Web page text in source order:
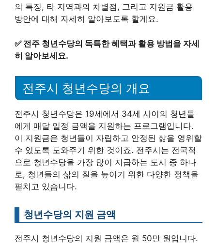
의 특징, 타 지역과의 차별점, 그리고 지원금 활용
방안에 대해 자세히 알아보도록 할게요.
✅ 전주 청년수당의 독특한 혜택과 활용 방법을 자세
히 알아보세요.
전주시 청년수당의 개요
전주시 청년수당은 19세에서 34세 사이의 청년들
에게 매달 일정 금액을 지원하는 프로그램입니다.
이 지원금은 청년들이 자립하고 안정된 삶을 영위할
수 있도록 도와주기 위한 것이죠. 전주시는 전국적
으로 청년수당을 가장 많이 지급하는 도시 중 하나
로, 청년들의 삶의 질을 높이기 위한 다양한 정책을
펼치고 있습니다.
청년수당의 지원 금액
전주시 청년수당의 지원 금액은 월 50만 원입니다.